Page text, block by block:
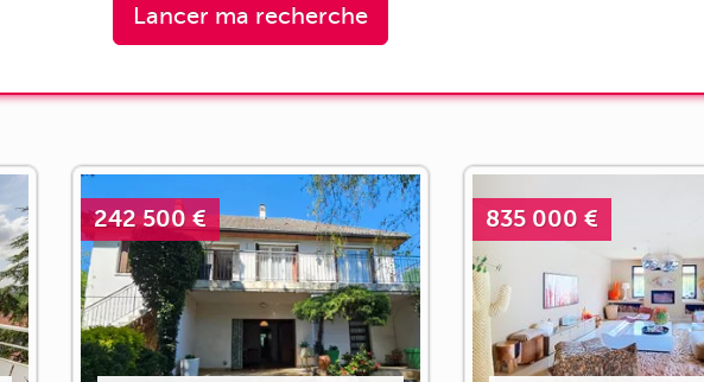
Lancer ma recherche
242 500 € 835 000 €